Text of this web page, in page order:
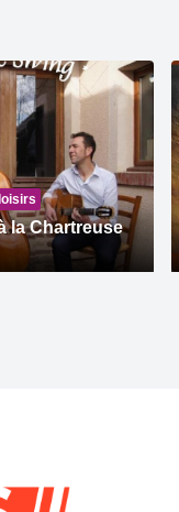
la Chartreuse